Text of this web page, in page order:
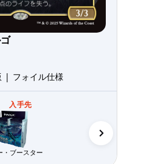
| フォイル仕様
入手先
・ブースター